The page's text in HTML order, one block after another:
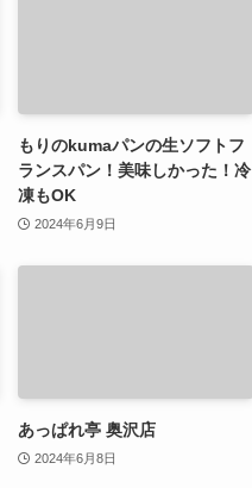
もりのkumaパンの生ソフトフ
ランスパン！美味しかった！冷
凍もOK
2024年6月9日
あっぱれ亭 奥沢店
2024年6月8日